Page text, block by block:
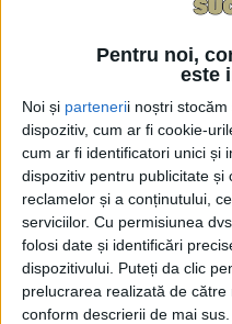
Pentru noi,
este
Noi și partenerii noștri
dispozitiv, cum ar fi cookie-
cum ar fi identificatori unici și
dispozitiv pentru publicitate
reclamelor și a conținutului,
serviciilor. Cu permisiunea
folosi date și identificări
dispozitivului. Puteți da clic
prelucrarea realizată de
conform descrierii de mai